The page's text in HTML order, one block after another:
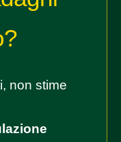
non stime